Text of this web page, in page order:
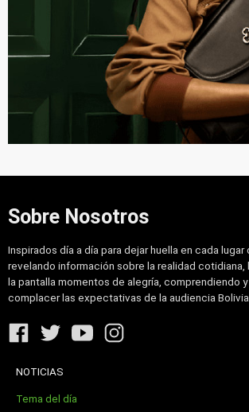
Sobre Nosotros
Inspirados día a día para dejar huella en cada lugar
revelando información sobre la realidad cotidiana,
la pantalla momentos de alegría, comprendiendo
complacer las expectativas de la audiencia
NOTICIAS
Tema del día